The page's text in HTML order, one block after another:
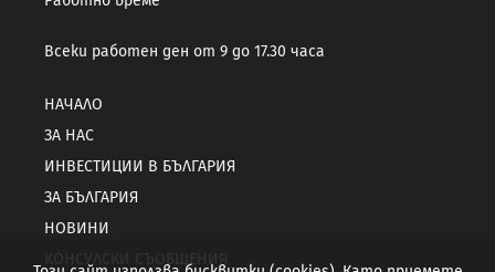
Всеки работен ден от 9 до 17.30 часа
НАЧАЛО
ЗА НАС
ИНВЕСТИЦИИ В БЪЛГАРИЯ
ЗА БЪЛГАРИЯ
НОВИНИ
КОНСУЛСКИ СЪОБЩЕНИЯ